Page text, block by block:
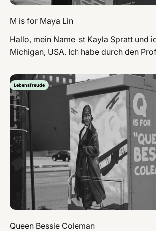
M is for Maya Lin
Hallo, mein Name ist Kayla Spratt und
Michigan, USA. Ich habe durch den
Lebensfreude
Queen Bessie Coleman